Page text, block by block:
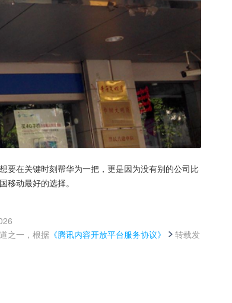
要在关键时刻帮华为一把，更是因为没有别的公司比
移动最好的选择。
之一，根据 《腾讯内容开放平台服务协议》
转载发